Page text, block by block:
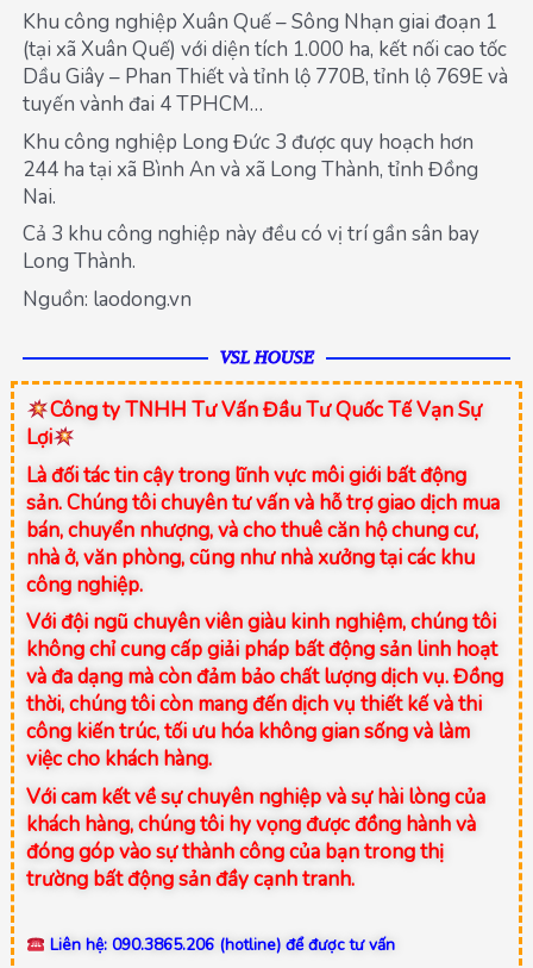
Khu công nghiệp Xuân Quế – Sông Nhạn giai đoạn 1
(tại xã Xuân Quế) với diện tích 1.000 ha, kết nối cao tốc
Dầu Giây – Phan Thiết và tỉnh lộ 770B, tỉnh lộ 769E và
tuyến vành đai 4 TPHCM…
Khu công nghiệp Long Đức 3 được quy hoạch hơn
244 ha tại xã Bình An và xã Long Thành, tỉnh Đồng
Nai.
Cả 3 khu công nghiệp này đều có vị trí gần sân bay
Long Thành.
Nguồn: laodong.vn
VSL HOUSE
Công ty TNHH Tư Vấn Đầu Tư Quốc Tế Vạn Sự
Lợi
Là đối tác tin cậy trong lĩnh vực môi giới bất động
sản. Chúng tôi chuyên tư vấn và hỗ trợ giao dịch mua
bán, chuyển nhượng, và cho thuê căn hộ chung cư,
nhà ở, văn phòng, cũng như nhà xưởng tại các khu
công nghiệp.
Với đội ngũ chuyên viên giàu kinh nghiệm, chúng tôi
không chỉ cung cấp giải pháp bất động sản linh hoạt
và đa dạng mà còn đảm bảo chất lượng dịch vụ. Đồng
thời, chúng tôi còn mang đến dịch vụ thiết kế và thi
công kiến trúc, tối ưu hóa không gian sống và làm
việc cho khách hàng.
Với cam kết về sự chuyên nghiệp và sự hài lòng của
khách hàng, chúng tôi hy vọng được đồng hành và
đóng góp vào sự thành công của bạn trong thị
trường bất động sản đầy cạnh tranh.
Liên hệ: 090.3865.206 (hotline) để được tư vấn